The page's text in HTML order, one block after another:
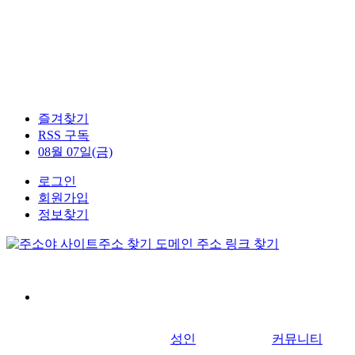
즐겨찾기
RSS 구독
08월 07일(금)
로그인
회원가입
정보찾기
성인 커뮤니티